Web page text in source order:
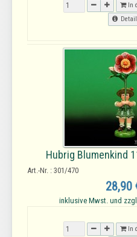
In
Hubrig Blumenkind
Art.-Nr. : 301/470
28,90
inklusive Mwst. und
In